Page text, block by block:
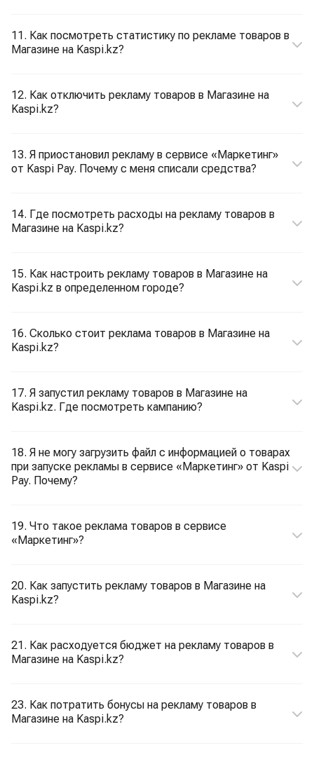
11. Как посмотреть статистику по рекламе товаров в
Магазине на Kaspi.kz?
12. Как отключить рекламу товаров в Магазине на
Kaspi.kz?
13. Я приостановил рекламу в сервисе «Маркетинг»
от Kaspi Pay. Почему с меня списали средства?
14. Где посмотреть расходы на рекламу товаров в
Магазине на Kaspi.kz?
15. Как настроить рекламу товаров в Магазине на
Kaspi.kz в определенном городе?
16. Сколько стоит реклама товаров в Магазине на
Kaspi.kz?
17. Я запустил рекламу товаров в Магазине на
Kaspi.kz. Где посмотреть кампанию?
18. Я не могу загрузить файл с информацией о товарах
при запуске рекламы в сервисе «Маркетинг» от Kaspi
Pay. Почему?
19. Что такое реклама товаров в сервисе
«Маркетинг»?
20. Как запустить рекламу товаров в Магазине на
Kaspi.kz?
21. Как расходуется бюджет на рекламу товаров в
Магазине на Kaspi.kz?
23. Как потратить бонусы на рекламу товаров в
Магазине на Kaspi.kz?